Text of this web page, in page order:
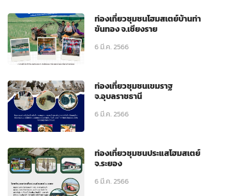
ท่องเที่ยวชุมชนโฮมสเตย์บ้านท่า
ขันทอง จ.เชียงราย
6 มี.ค. 2566
ท่องเที่ยวชุมชนเขมราฐ
จ.อุบลราชธานี
6 มี.ค. 2566
ท่องเที่ยวชุมชนประแสโฮมสเตย์
จ.ระยอง
6 มี.ค. 2566